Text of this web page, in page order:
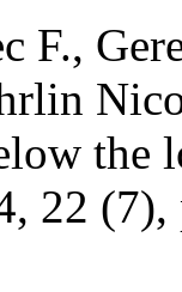
F.,
the
22